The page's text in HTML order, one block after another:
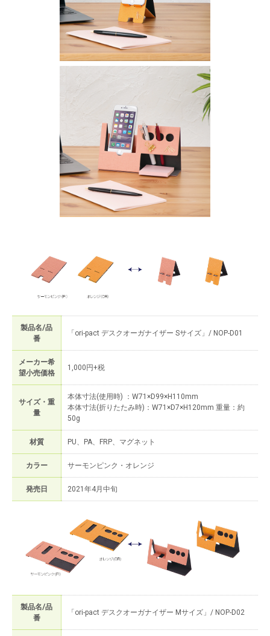
製品名/品
番
「ori-pact デスクオーガナイザー Sサイズ」/ NOP-D01
メーカー希
望小売価格
1,000円+税
サイズ・重
量
本体寸法(使用時) ：W71×D99×H110mm
本体寸法(折りたたみ時)：W71×D7×H120mm 重量：約
50g
材質 PU、PA、FRP、マグネット
カラー サーモンピンク・オレンジ
発売日 2021年4月中旬
製品名/品
番
「ori-pact デスクオーガナイザー Mサイズ」/ NOP-D02